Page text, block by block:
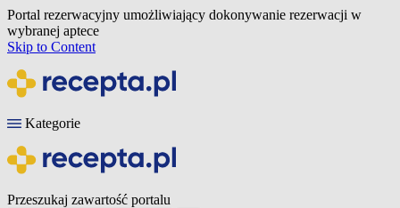
Portal rezerwacyjny umożliwiający dokonywanie rezerwacji w
wybranej aptece
Skip to Content
Kategorie
Przeszukaj zawartość portalu